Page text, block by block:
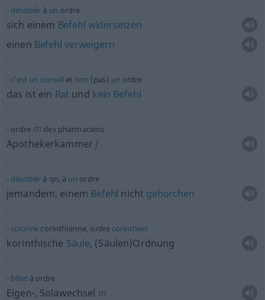
désobéir à un ordre
sich einem Befehl widersetzen
einen Befehl verweigern
c’est un conseil et non (pas) un ordre
das ist ein Rat und kein Befehl
ordrem des pharmaciens
Apothekerkammer f
désobéir à qn, à un ordre
jemandem, einem Befehl nicht gehorchen
colonne corinthienne, ordre corinthien
korinthische Säule, (Säulen)Ordnung
billet à ordre
Eigen-, Solawechsel m